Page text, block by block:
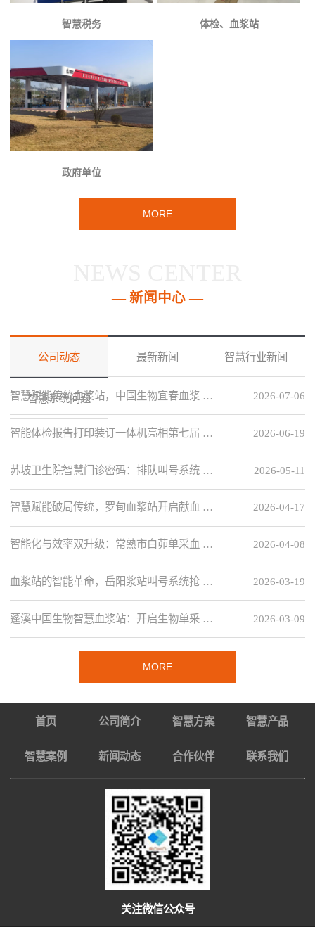
智慧税务 体检、血浆站
政府单位
MORE
— 新闻中心 —
公司动态 最新新闻 智慧行业新闻
智慧系统问题 2026-07-06
智慧赋能传统血浆站，中国生物宜春血浆 …
2026-06-19
智能体检报告打印装订一体机亮相第七届 …
2026-05-11
苏坡卫生院智慧门诊密码：排队叫号系统 …
2026-04-17
智慧赋能破局传统，罗甸血浆站开启献血 …
2026-04-08
智能化与效率双升级：常熟市白茆单采血 …
2026-03-19
血浆站的智能革命，岳阳浆站叫号系统抢 …
2026-03-09
蓬溪中国生物智慧血浆站：开启生物单采 …
MORE
首页 公司简介 智慧方案 智慧产品
智慧案例 新闻动态 合作伙伴 联系我们
关注微信公众号